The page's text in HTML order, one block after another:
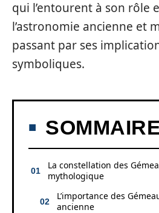
qui l’entourent à son rôle
l’astronomie ancienne et
passant par ses
symboliques.
La constellation des
mythologique
L’importance des
ancienne